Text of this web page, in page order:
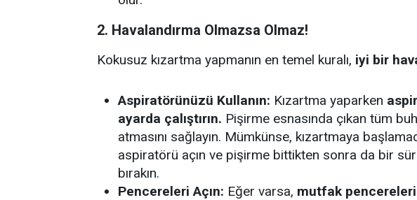
2. Havalandırma Olmazsa Olmaz!
Kokusuz kızartma yapmanın en temel kuralı, iyi bir
Aspiratörünüzü Kullanın: Kızartma yaparken
ayarda çalıştırın. Pişirme esnasında çıkan tüm
atmasını sağlayın. Mümkünse, kızartmaya
aspiratörü açın ve pişirme bittikten sonra da bir
bırakın.
Pencereleri Açın: Eğer varsa, mutfak